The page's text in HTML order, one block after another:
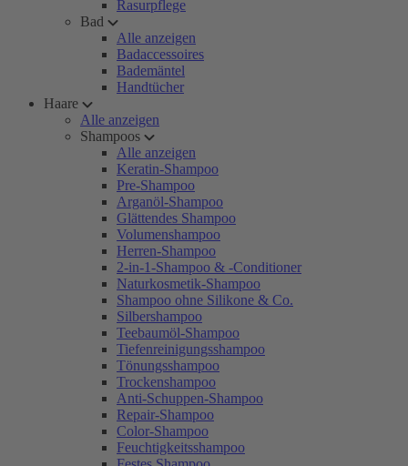
Rasurpflege
Bad
Alle anzeigen
Badaccessoires
Bademäntel
Handtücher
Haare
Alle anzeigen
Shampoos
Alle anzeigen
Keratin-Shampoo
Pre-Shampoo
Arganöl-Shampoo
Glättendes Shampoo
Volumenshampoo
Herren-Shampoo
2-in-1-Shampoo & -Conditioner
Naturkosmetik-Shampoo
Shampoo ohne Silikone & Co.
Silbershampoo
Teebaumöl-Shampoo
Tiefenreinigungsshampoo
Tönungsshampoo
Trockenshampoo
Anti-Schuppen-Shampoo
Repair-Shampoo
Color-Shampoo
Feuchtigkeitsshampoo